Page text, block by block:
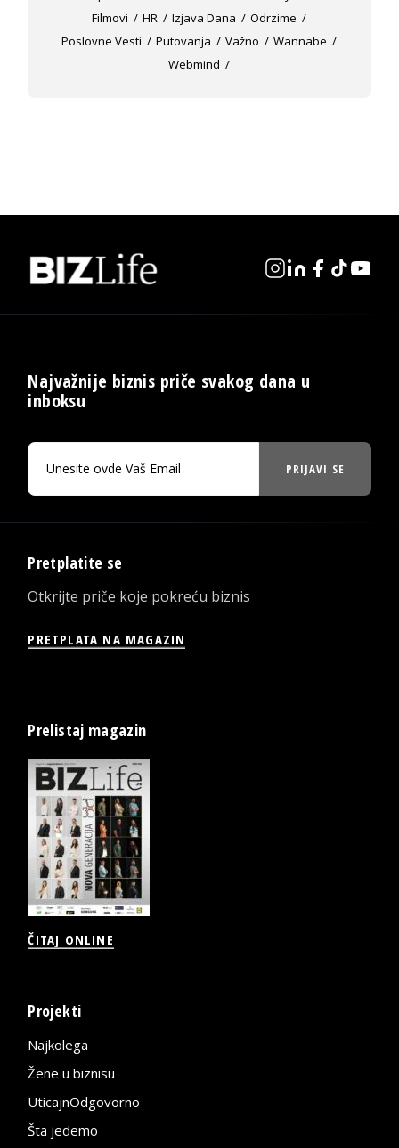
Filmovi
HR Izjava Dana
Odrzime
Poslovne Vesti
Putovanja Važno
Wannabe
Webmind
Najvažnije biznis priče svakog dana u
inboksu
PRIJAVI SE
Pretplatite se
Otkrijte priče koje pokreću biznis
PRETPLATA NA MAGAZIN
Prelistaj magazin
ČITAJ ONLINE
Projekti
Najkolega
Žene u biznisu
UticajnOdgovorno
Šta jedemo